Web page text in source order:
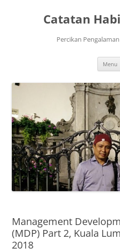
Catatan
Percikan
Menu
Management
(MDP) Part 2, Kuala
2018